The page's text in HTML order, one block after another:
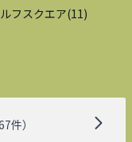
フスクエア(11 )
件）